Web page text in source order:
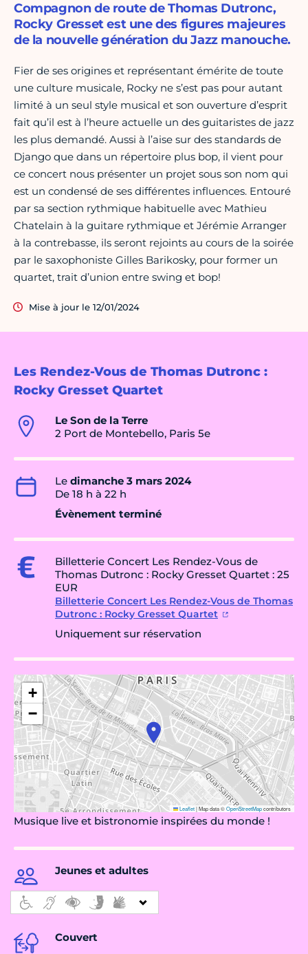
Les Rendez-Vous de Thomas Dutronc :
Rocky Gresset Quartet
Le Son de la Terre
2 Port de Montebello, Paris 5e
Le dimanche 3 mars 2024
De 18 h à 22 h
Évènement terminé
Billetterie Concert Les Rendez-Vous de
Thomas Dutronc : Rocky Gresset Quartet : 25
EUR
Billetterie Concert Les Rendez-Vous de Thomas
Dutronc : Rocky Gresset Quartet
Uniquement sur réservation
+
−
Leaflet|Map data ©OpenStreetMapcontributors
Musique live et bistronomie inspirées du monde !
Jeunes et adultes
Couvert
Compagnon de route de Thomas Dutronc,
Rocky Gresset est une des figures majeures
de la nouvelle génération du Jazz manouche.
Fier de ses origines et représentant émérite de toute
une culture musicale, Rocky ne s’est pas pour autant
limité à un seul style musical et son ouverture d’esprit
fait qu’il est à l’heure actuelle un des guitaristes de jazz
les plus demandé. Aussi à l’aise sur des standards de
Django que dans un répertoire plus bop, il vient pour
ce concert nous présenter un projet sous son nom qui
est un condensé de ses différentes influences. Entouré
par sa section rythmique habituelle avec Mathieu
Chatelain à la guitare rythmique et Jérémie Arranger
à la contrebasse, ils seront rejoints au cours de la soirée
par le saxophoniste Gilles Barikosky, pour former un
quartet, trait d’union entre swing et bop!
Mise à jour le 12/01/2024